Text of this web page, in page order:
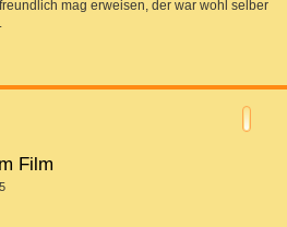
mag erweisen, der war wohl selber
a
Film